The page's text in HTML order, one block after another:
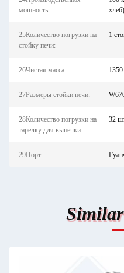
мощность:
хлеб)
25Количество погрузки на
стойку печи:
1
26Чистая масса: 1350
27Размеры стойки печи:
28Количество погрузки на
тарелку для выпечки:
32
29Порт: